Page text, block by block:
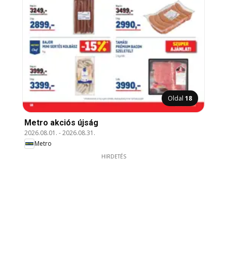
Oldal 18
Metro akciós újság
2026.08.01. -2026.08.31.
Metro
HIRDETÉS